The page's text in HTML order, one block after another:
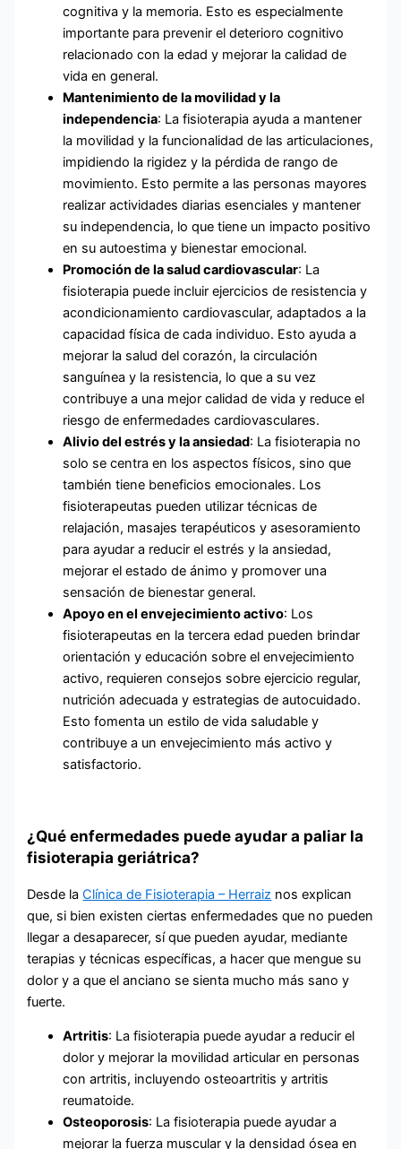
cognitiva y la memoria. Esto es especialmente
importante para prevenir el deterioro cognitivo
relacionado con la edad y mejorar la calidad de
vida en general.
Mantenimiento de la movilidad y la
independencia: La fisioterapia ayuda a mantener
la movilidad y la funcionalidad de las articulaciones,
impidiendo la rigidez y la pérdida de rango de
movimiento. Esto permite a las personas mayores
realizar actividades diarias esenciales y mantener
su independencia, lo que tiene un impacto positivo
en su autoestima y bienestar emocional.
Promoción de la salud cardiovascular: La
fisioterapia puede incluir ejercicios de resistencia y
acondicionamiento cardiovascular, adaptados a la
capacidad física de cada individuo. Esto ayuda a
mejorar la salud del corazón, la circulación
sanguínea y la resistencia, lo que a su vez
contribuye a una mejor calidad de vida y reduce el
riesgo de enfermedades cardiovasculares.
Alivio del estrés y la ansiedad: La fisioterapia no
solo se centra en los aspectos físicos, sino que
también tiene beneficios emocionales. Los
fisioterapeutas pueden utilizar técnicas de
relajación, masajes terapéuticos y asesoramiento
para ayudar a reducir el estrés y la ansiedad,
mejorar el estado de ánimo y promover una
sensación de bienestar general.
Apoyo en el envejecimiento activo: Los
fisioterapeutas en la tercera edad pueden brindar
orientación y educación sobre el envejecimiento
activo, requieren consejos sobre ejercicio regular,
nutrición adecuada y estrategias de autocuidado.
Esto fomenta un estilo de vida saludable y
contribuye a un envejecimiento más activo y
satisfactorio.
¿Qué enfermedades puede ayudar a paliar la
fisioterapia geriátrica?
Desde laClínica de Fisioterapia – Herraiz nos explican
que, si bien existen ciertas enfermedades que no pueden
llegar a desaparecer, sí que pueden ayudar, mediante
terapias y técnicas específicas, a hacer que mengue su
dolor y a que el anciano se sienta mucho más sano y
fuerte.
Artritis: La fisioterapia puede ayudar a reducir el
dolor y mejorar la movilidad articular en personas
con artritis, incluyendo osteoartritis y artritis
reumatoide.
Osteoporosis: La fisioterapia puede ayudar a
mejorar la fuerza muscular y la densidad ósea en